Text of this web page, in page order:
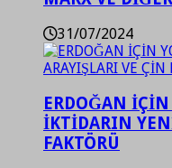
31/07/2024
ERDOĞAN
İKTİDARIN
FAKTÖRÜ